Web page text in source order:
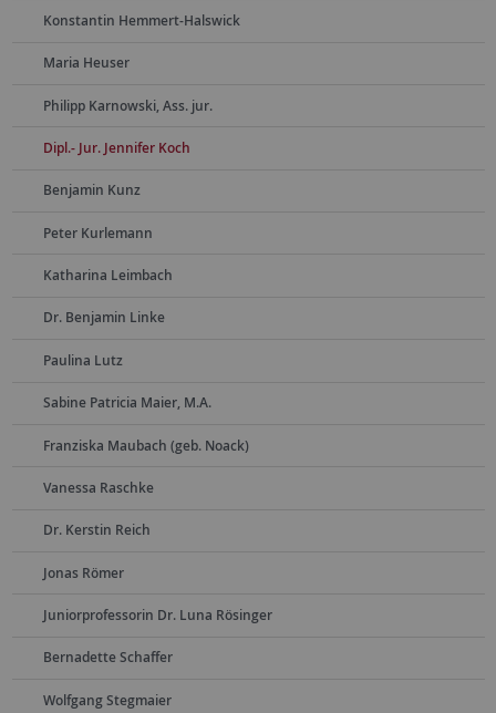
Konstantin Hemmert-Halswick
Maria Heuser
Philipp Karnowski, Ass. jur.
Dipl.- Jur. Jennifer Koch
Benjamin Kunz
Peter Kurlemann
Katharina Leimbach
Dr. Benjamin Linke
Paulina Lutz
Sabine Patricia Maier, M.A.
Franziska Maubach (geb. Noack)
Vanessa Raschke
Dr. Kerstin Reich
Jonas Römer
Juniorprofessorin Dr. Luna Rösinger
Bernadette Schaffer
Wolfgang Stegmaier